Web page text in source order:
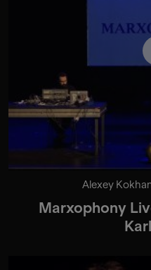
Alexey
Marxophony